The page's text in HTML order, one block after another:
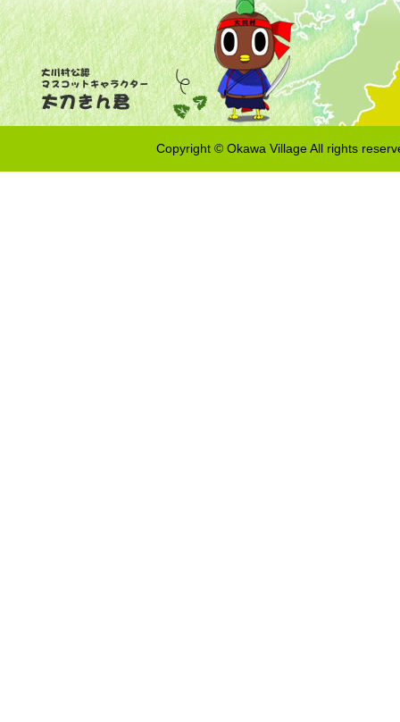
Copyright © Okawa Village All rights